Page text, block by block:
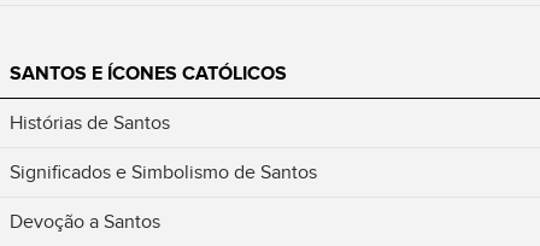
SANTOS E ÍCONES CATÓLICOS
Histórias de Santos
Significados e Simbolismo de Santos
Devoção a Santos